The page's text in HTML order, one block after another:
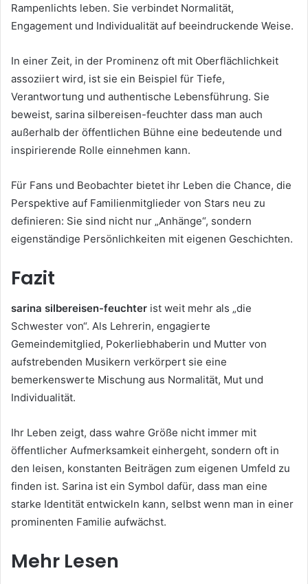
Rampenlichts leben. Sie verbindet Normalität,
Engagement und Individualität auf beeindruckende Weise.
In einer Zeit, in der Prominenz oft mit Oberflächlichkeit
assoziiert wird, ist sie ein Beispiel für Tiefe,
Verantwortung und authentische Lebensführung. Sie
beweist, sarina silbereisen-feuchter dass man auch
außerhalb der öffentlichen Bühne eine bedeutende und
inspirierende Rolle einnehmen kann.
Für Fans und Beobachter bietet ihr Leben die Chance, die
Perspektive auf Familienmitglieder von Stars neu zu
definieren: Sie sind nicht nur „Anhänge“, sondern
eigenständige Persönlichkeiten mit eigenen Geschichten.
Fazit
sarina silbereisen-feuchter ist weit mehr als „die
Schwester von“. Als Lehrerin, engagierte
Gemeindemitglied, Pokerliebhaberin und Mutter von
aufstrebenden Musikern verkörpert sie eine
bemerkenswerte Mischung aus Normalität, Mut und
Individualität.
Ihr Leben zeigt, dass wahre Größe nicht immer mit
öffentlicher Aufmerksamkeit einhergeht, sondern oft in
den leisen, konstanten Beiträgen zum eigenen Umfeld zu
finden ist. Sarina ist ein Symbol dafür, dass man eine
starke Identität entwickeln kann, selbst wenn man in einer
prominenten Familie aufwächst.
Mehr Lesen